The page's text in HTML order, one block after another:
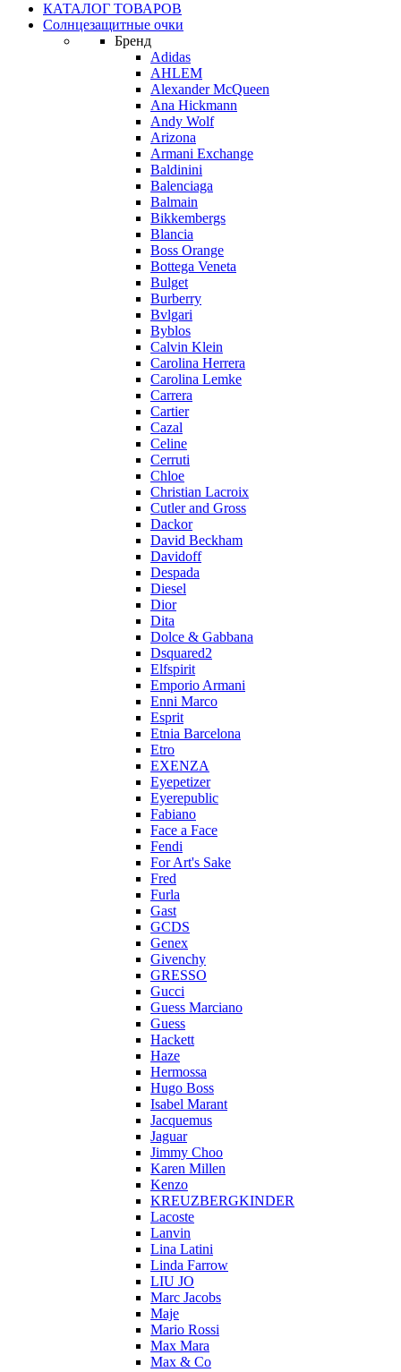
КАТАЛОГ ТОВАРОВ
Солнцезащитные очки
Бренд
Adidas
AHLEM
Alexander McQueen
Ana Hickmann
Andy Wolf
Arizona
Armani Exchange
Baldinini
Balenciaga
Balmain
Bikkembergs
Blancia
Boss Orange
Bottega Veneta
Bulget
Burberry
Bvlgari
Byblos
Calvin Klein
Carolina Herrera
Carolina Lemke
Carrera
Cartier
Cazal
Celine
Cerruti
Chloe
Christian Lacroix
Cutler and Gross
Dackor
David Beckham
Davidoff
Despada
Diesel
Dior
Dita
Dolce & Gabbana
Dsquared2
Elfspirit
Emporio Armani
Enni Marco
Esprit
Etnia Barcelona
Etro
EXENZA
Eyepetizer
Eyerepublic
Fabiano
Face a Face
Fendi
For Art's Sake
Fred
Furla
Gast
GCDS
Genex
Givenchy
GRESSO
Gucci
Guess Marciano
Guess
Hackett
Haze
Hermossa
Hugo Boss
Isabel Marant
Jacquemus
Jaguar
Jimmy Choo
Karen Millen
Kenzo
KREUZBERGKINDER
Lacoste
Lanvin
Lina Latini
Linda Farrow
LIU JO
Marc Jacobs
Maje
Mario Rossi
Max Mara
Max & Co